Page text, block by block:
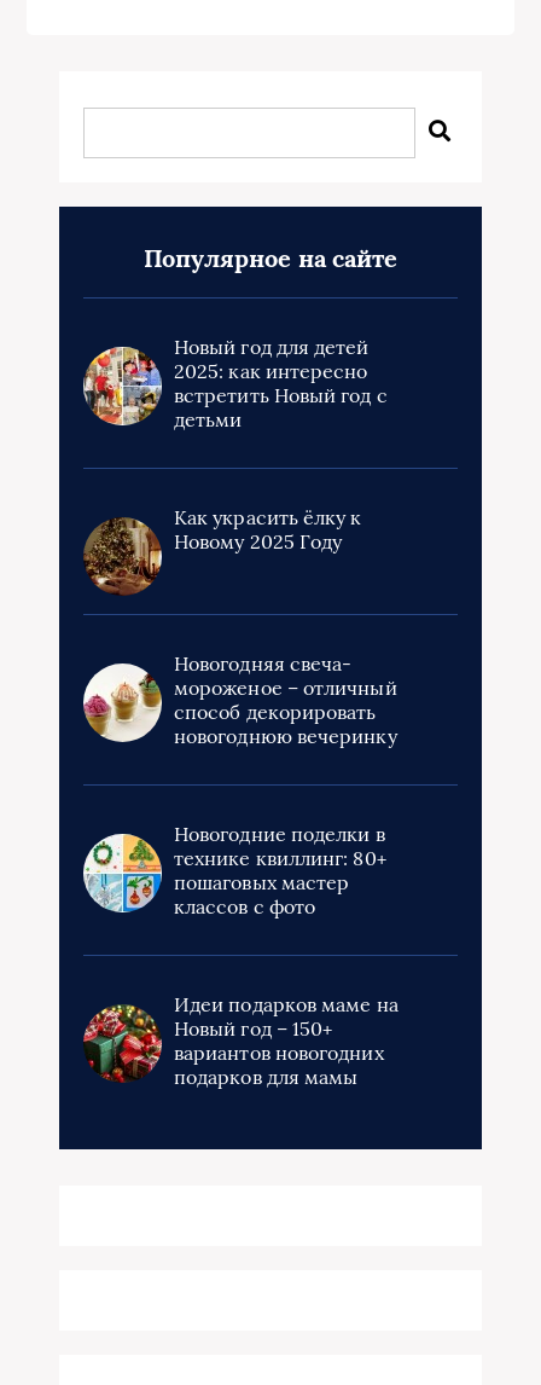
Популярное на сайте
Новый год для детей
2025: как интересно
встретить Новый год с
детьми
Как украсить ёлку к
Новому 2025 Году
Новогодняя свеча-
мороженое – отличный
способ декорировать
новогоднюю вечеринку
Новогодние поделки в
технике квиллинг: 80+
пошаговых мастер
классов с фото
Идеи подарков маме на
Новый год – 150+
вариантов новогодних
подарков для мамы